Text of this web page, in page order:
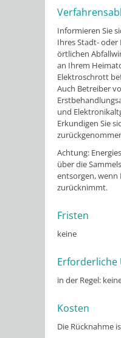
Informieren Sie
Ihres Stadt- oder
örtlichen
an Ihrem
Elektroschrott
Auch Betreiber
und
Erkundigen Sie
Achtung:
über die
entsorgen, wenn
zurücknimmt.
Fristen
keine
Erforderliche
in der Regel:
Kosten
Die Rücknahme